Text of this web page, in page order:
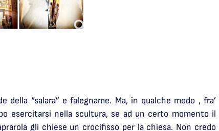
della “salara” e falegname. Ma, in qualche modo , fra’
esercitarsi nella scultura, se ad un certo momento il
gli chiese un crocifisso per la chiesa. Non credo